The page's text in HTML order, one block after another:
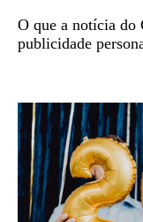
O que a notícia do
publicidade